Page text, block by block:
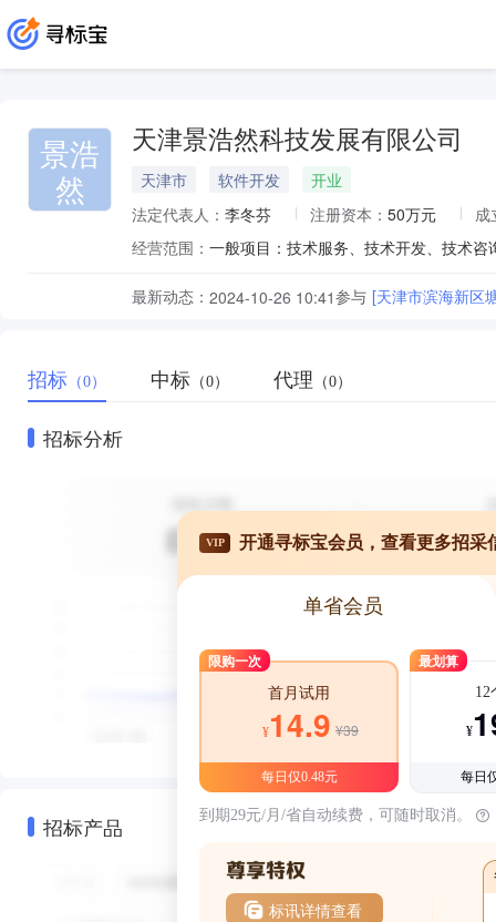
景浩
然
天津景浩然科技发展有限公司
天津市 软件开发
开业
法定代表人： 李冬芬 注册资本： 50万元
成
经营范围：
最新动态： 2024-10-26 10:41参与 [天津市滨海新区
招标 （0） 中标 （0） 代理 （0）
招标分析
招标产品
VIP 开通寻标宝会员，查看更多招采
单省会员
限购一次
首月试用
¥14.9 ¥39
每日仅0.48元
最划算
12
¥
每日
到期29元/月/省自动续费，可随时取消。
标讯详情查看